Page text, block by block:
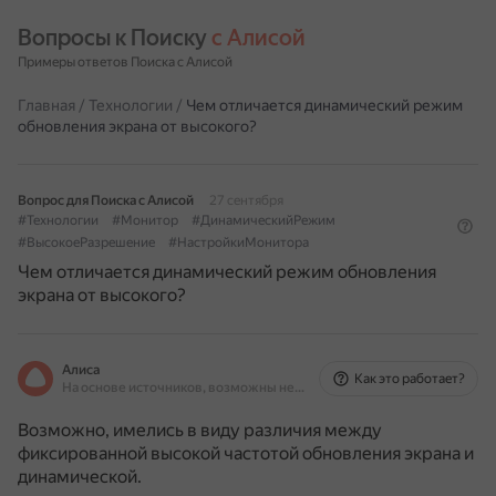
Вопросы к Поиску с Алисой
Примеры ответов Поиска с Алисой
Главная / Технологии / Чем отличается динамический режим
обновления экрана от высокого?
Вопрос для Поиска с Алисой
27 сентября
#Технологии
#Монитор
#ДинамическийРежим
#ВысокоеРазрешение
#НастройкиМонитора
Чем отличается динамический режим обновления
экрана от высокого?
Алиса
На основе источников, возможны неточности
Как это работает?
Возможно, имелись в виду различия между
фиксированной высокой частотой обновления экрана и
динамической.